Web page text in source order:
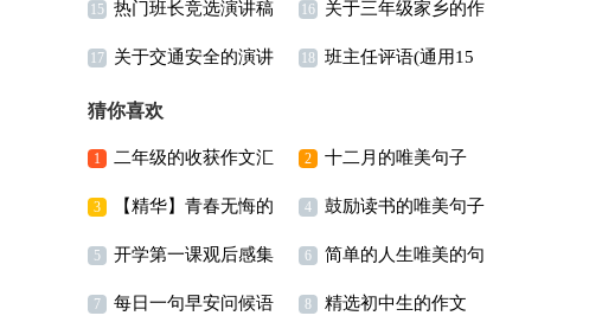
【荐】
15 热门班长竞选演讲稿 16 关于三年级家乡的作
文3篇
17 关于交通安全的演讲
稿(合集15篇)
18 班主任评语(通用15
猜你喜欢
1 二年级的收获作文汇
总六篇
2 十二月的唯美句子
15篇
3 【精华】青春无悔的
演讲稿4篇
4 鼓励读书的唯美句子
12篇
5 开学第一课观后感集
合15篇
6 简单的人生唯美的句
子74句
7 每日一句早安问候语 8 精选初中生的作文